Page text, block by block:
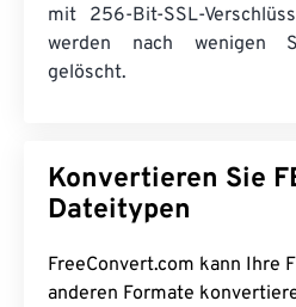
mit 256-Bit-SSL-
werden nach wenigen
gelöscht.
Konvertieren Sie FB2 in andere
Dateitypen
FreeConvert.com kann Ihre FB2 -Dateien in diese
anderen Formate